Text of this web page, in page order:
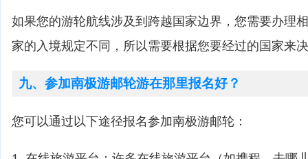
如果您的游轮航线涉及到跨越国家边界，您需要办理
家的入境规定不同，所以需要根据您要经过的国家来
九、参加南极游邮轮游在那里报名好？
您可以通过以下途径报名参加南极游邮轮：